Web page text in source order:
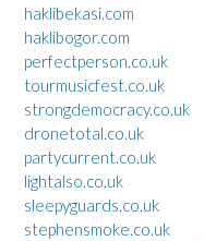
haklibekasi.com
haklibogor.com
perfectperson.co.uk
tourmusicfest.co.uk
strongdemocracy.co.uk
dronetotal.co.uk
partycurrent.co.uk
lightalso.co.uk
sleepyguards.co.uk
stephensmoke.co.uk